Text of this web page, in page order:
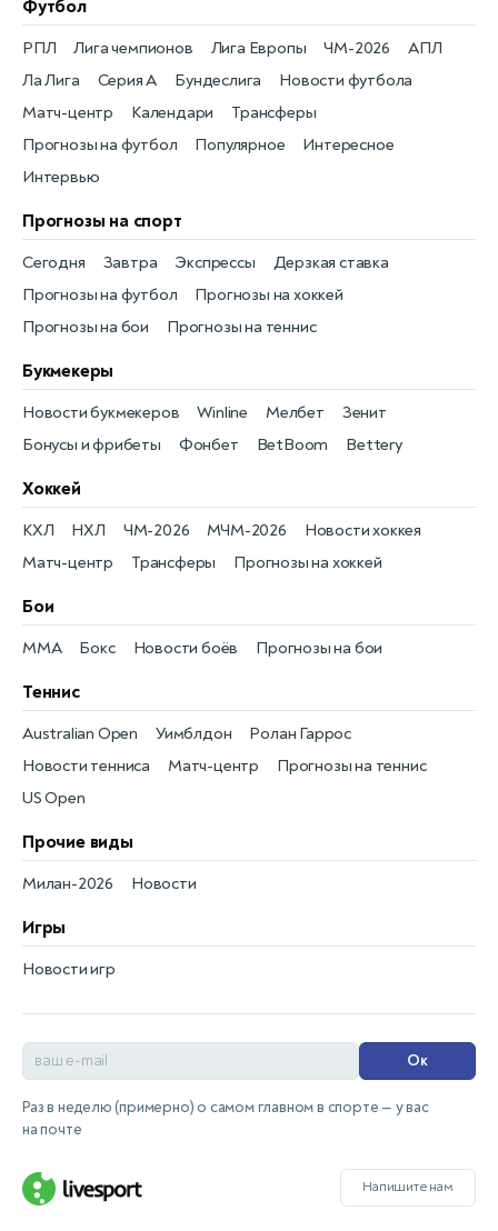
Футбол
Новости футбола
РПЛ
Матч-центр
Лига чемпионов
Календари
Лига Европы
Трансферы
ЧМ-2026
Прогнозы на футбол
АПЛ
Популярное
Ла Лига
Интересное
Серия А
Интервью
Бундеслига
Прогнозы на спорт
Прогнозы на футбол
Сегодня
Прогнозы на хоккей
Завтра
Прогнозы на бои
Экспрессы
Прогнозы на теннис
Дерзкая ставка
Букмекеры
Бонусы и фрибеты
Новости букмекеров
Фонбет
Winline
BetBoom
Мелбет
Bettery
Зенит
Хоккей
Новости хоккея
КХЛ
Матч-центр
НХЛ
Трансферы
ЧМ-2026
Прогнозы на хоккей
МЧМ-2026
Бои
Новости боёв
MMA Прогнозы на бои
Бокс
Теннис
Новости тенниса
Australian Open
Матч-центр
Уимблдон
Прогнозы на теннис
Ролан Гаррос
US Open
Прочие виды
Новости
Милан-2026
Игры
Новости игр
Ок
Раз в неделю (примерно) о самом главном в спорте — у вас
на почте
Напишите нам